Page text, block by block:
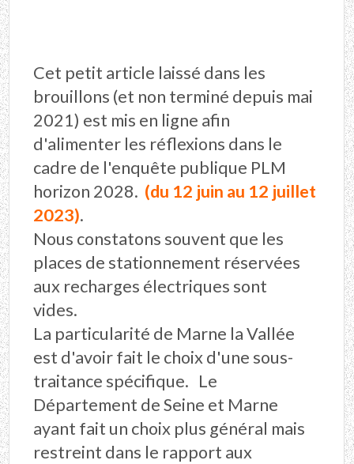
Cet petit article laissé dans les
brouillons (et non terminé depuis mai
2021) est mis en ligne afin
d'alimenter les réflexions dans le
cadre de l'enquête publique PLM
horizon 2028. (du 12 juin au 12 juillet
2023).
Nous constatons souvent que les
places de stationnement réservées
aux recharges électriques sont
vides.
La particularité de Marne la Vallée
est d'avoir fait le choix d'une sous-
traitance spécifique. Le
Département de Seine et Marne
ayant fait un choix plus général mais
restreint dans le rapport aux